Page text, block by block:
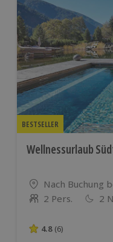
BESTSELLER
Wellnessurlaub
Standort
Nach Buchung
Anzahl der
2 Pers. 2
4.8 von 5 Sternen
4.8 (6)